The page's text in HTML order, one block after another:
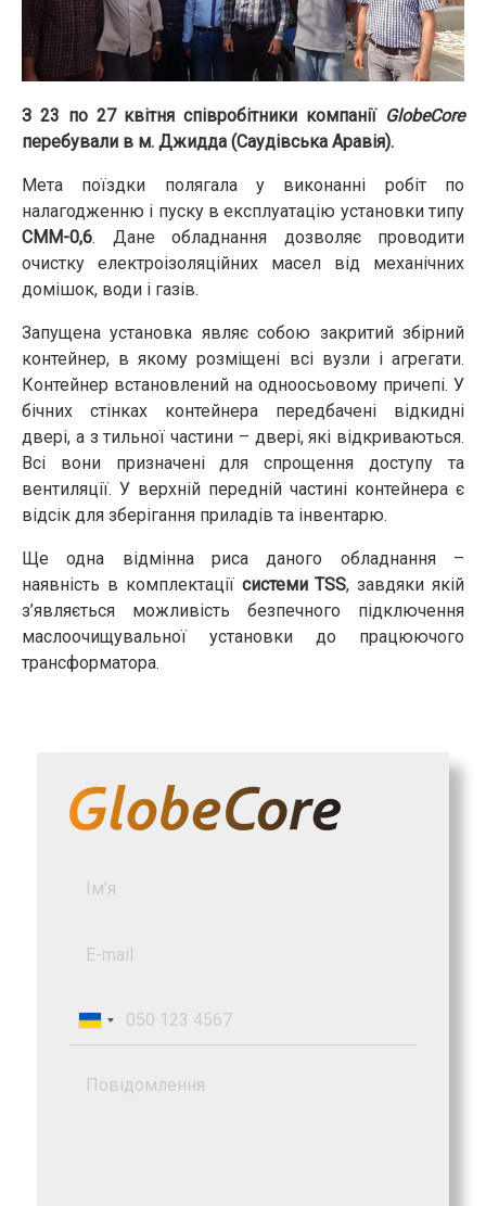
З 23 по 27 квітня співробітники компанії GlobeCore
перебували в м. Джидда (Саудівська Аравія).
Мета поїздки полягала у виконанні робіт по
налагодженню і пуску в експлуатацію установки типу
СММ-0,6. Дане обладнання дозволяє проводити
очистку електроізоляційних масел від механічних
домішок, води і газів.
Запущена установка являє собою закритий збірний
контейнер, в якому розміщені всі вузли і агрегати.
Контейнер встановлений на одноосьовому причепі. У
бічних стінках контейнера передбачені відкидні
двері, а з тильної частини – двері, які відкриваються.
Всі вони призначені для спрощення доступу та
вентиляції. У верхній передній частині контейнера є
відсік для зберігання приладів та інвентарю.
Ще одна відмінна риса даного обладнання –
наявність в комплектації системи TSS, завдяки якій
з’являється можливість безпечного підключення
маслоочищувальної установки до працюючого
трансформатора.